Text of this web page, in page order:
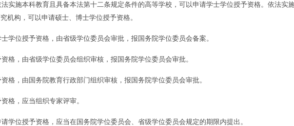
本科教育且具备本法第十二条规定条件的高等学校，可以申请学士学位授予资格。依法实
机构，可以申请硕士、博士学位授予资格。
位授予资格，由省级学位委员会审批，报国务院学位委员会备案。
，由省级学位委员会组织审核，报国务院学位委员会审批。
，由国务院教育行政部门组织审核，报国务院学位委员会审批。
，应当组织专家评审。
授予资格，应当在国务院学位委员会、省级学位委员会规定的期限内提出。